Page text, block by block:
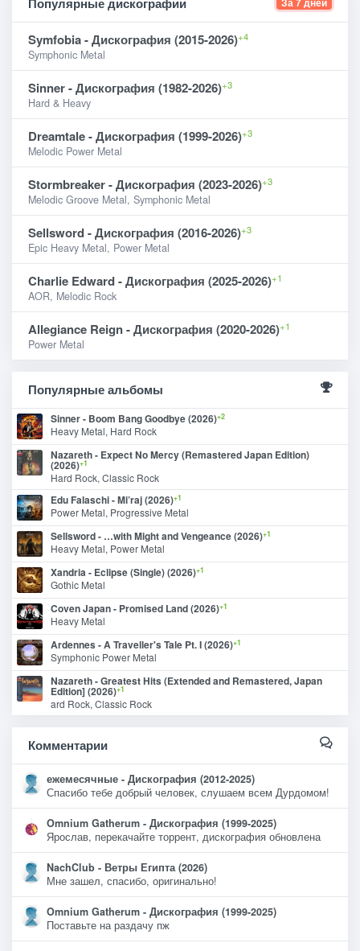
Symfobia - Дискография (2015-2026)+4
Symphonic Metal
Sinner - Дискография (1982-2026)+3
Hard & Heavy
Dreamtale - Дискография (1999-2026)+3
Melodic Power Metal
Stormbreaker - Дискография (2023-2026)+3
Melodic Groove Metal, Symphonic Metal
Sellsword - Дискография (2016-2026)+3
Epic Heavy Metal, Power Metal
Charlie Edward - Дискография (2025-2026)+1
AOR, Melodic Rock
Allegiance Reign - Дискография (2020-2026)+1
Power Metal
Популярные альбомы
Sinner - Boom Bang Goodbye (2026)+2
Heavy Metal, Hard Rock
Nazareth - Expect No Mercy (Remastered Japan Edition)
(2026)+1
Hard Rock, Classic Rock
Edu Falaschi - Mi’raj (2026)+1
Power Metal, Progressive Metal
Sellsword - …with Might and Vengeance (2026)+1
Heavy Metal, Power Metal
Xandria - Eclipse (Single) (2026)+1
Gothic Metal
Coven Japan - Promised Land (2026)+1
Heavy Metal
Ardennes - A Traveller's Tale Pt. I (2026)+1
Symphonic Power Metal
Nazareth - Greatest Hits (Extended and Remastered, Japan
Edition] (2026)+1
ard Rock, Classic Rock
Комментарии
ежемесячные - Дискография (2012-2025)
Спасибо тебе добрый человек, слушаем всем Дурдомом!
Omnium Gatherum - Дискография (1999-2025)
Ярослав, перекачайте торрент, дискография обновлена
NachClub - Ветры Египта (2026)
Мне зашел, спасибо, оригинально!
Omnium Gatherum - Дискография (1999-2025)
Поставьте на раздачу пж